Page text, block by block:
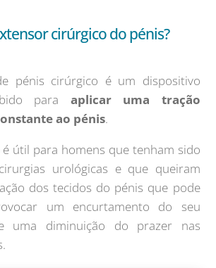
cirúrgico do pénis?
pénis cirúrgico é um dispositivo
para aplicar uma tração
ao pénis.
útil para homens que tenham sido
urológicas e que queiram
dos tecidos do pénis que pode
um encurtamento do seu
uma diminuição do prazer nas